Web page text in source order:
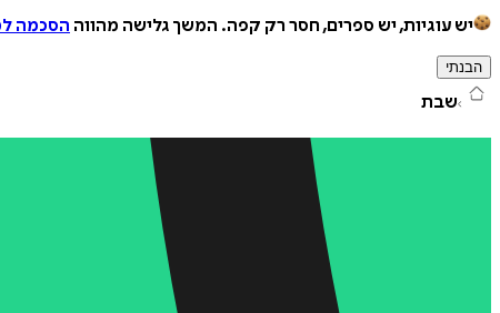
יש עוגיות, יש ספרים, חסר רק קפה. המשך גלישה מהווה הסכמה
הבנתי
שבת